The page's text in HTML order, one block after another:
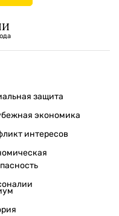
защита
экономика
интересов